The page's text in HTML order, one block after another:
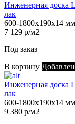
Инженерная доска
лак
600-1800х190х14 мм
7 129 р/м2
Под заказ
В корзину Добавлен
Инженерная доска
лак
600-1800х190х14 мм
9 380 р/м2